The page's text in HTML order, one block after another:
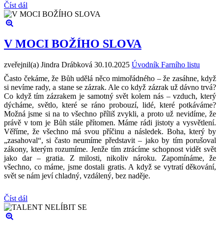
Číst dál
V MOCI BOŽÍHO SLOVA
zveřejnil(a) Jindra Drábková 30.10.2025 Úvodník Farního listu
Často čekáme, že Bůh udělá něco mimořádného – že zasáhne, když
si nevíme rady, a stane se zázrak. Ale co když zázrak už dávno trvá?
Co když tím zázrakem je samotný svět kolem nás – vzduch, který
dýcháme, světlo, které se ráno probouzí, lidé, které potkáváme?
Možná jsme si na to všechno příliš zvykli, a proto už nevidíme, že
právě v tom je Bůh stále přítomen. Máme rádi jistoty a vysvětlení.
Věříme, že všechno má svou příčinu a následek. Boha, který by
„zasahoval“, si často neumíme představit – jako by tím porušoval
zákony, kterým rozumíme. Jenže tím ztrácíme schopnost vidět svět
jako dar – gratia. Z milosti, nikoliv nároku. Zapomínáme, že
všechno, co máme, jsme dostali gratis. A když se vytratí děkování,
svět se nám jeví chladný, vzdálený, bez naděje.
Číst dál